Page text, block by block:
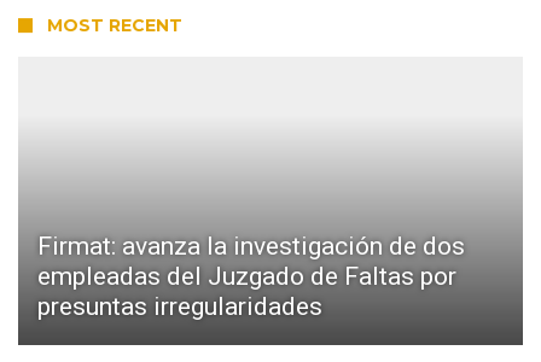
MOST RECENT
Firmat: avanza la investigación de dos
empleadas del Juzgado de Faltas por
presuntas irregularidades